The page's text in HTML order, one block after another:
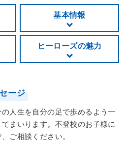
基本情報
ヒーローズの魅力
ージ
人生を自分の足で歩めるよう一
まいります。不登校のお子様に
ご相談ください。